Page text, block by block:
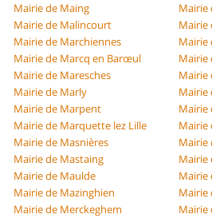
Mairie de Maing
Mairie
Mairie de Malincourt
Mairie
Mairie de Marchiennes
Mairie
Mairie de Marcq en Barœul
Mairie
Mairie de Maresches
Mairie
Mairie de Marly
Mairie
Mairie de Marpent
Mairie
Mairie de Marquette lez Lille
Mairie
Mairie de Masnières
Mairie
Mairie de Mastaing
Mairie
Mairie de Maulde
Mairie
Mairie de Mazinghien
Mairie
Mairie de Merckeghem
Mairie